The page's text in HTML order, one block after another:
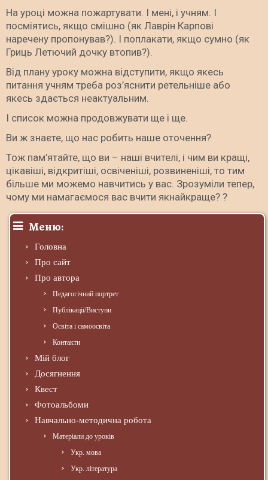
На уроці можна пожартувати. І мені, і учням. І
посміятись, якщо смішно (як Лаврін Карпові
наречену пропонував?). І поплакати, якщо сумно (як
Гриць Летючий дочку втопив?).
Від плану уроку можна відступити, якщо якесь
питання учням треба роз’яснити ретельніше або
якесь здається неактуальним.
І список можна продовжувати ще і ще.
Ви ж знаєте, що нас робить наше оточення?
Тож пам’ятайте, що ви – наші вчителі, і чим ви кращі,
цікавіші, відкритіші, освіченіші, розвиненіші, то тим
більше ми можемо навчитись у вас. Зрозуміли тепер,
чому ми намагаємося вас вчити якнайкраще? ?
Меню:
Головна
Про сайт
Про автора
Педагогічний портрет
Публікації/Виступи
Освіта і самоосвіта
Контакти
Мій блог
Досягнення
Квест
Фотоальбоми
Навчально-методична робота
Матеріали до уроків
Укр. мова
Укр. література